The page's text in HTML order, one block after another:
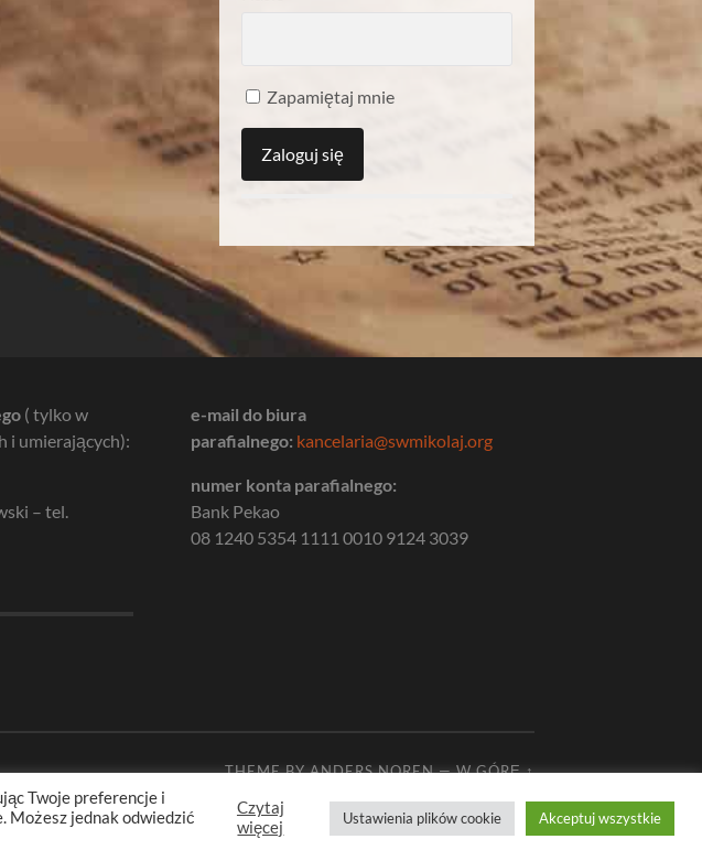
Zapamiętaj mnie
( tylko w
i umierających):
– tel.
e-mail do biura
parafialnego: kancelaria@swmikolaj.org
numer konta parafialnego:
Bank Pekao
08 1240 5354 1111 0010 9124 3039
THEME BYANDERS NOREN—W GÓRĘ ↑
Twoje preferencje i
Możesz jednak odwiedzić
Czytaj
więcej
Ustawienia plików cookie Akceptuj wszystkie